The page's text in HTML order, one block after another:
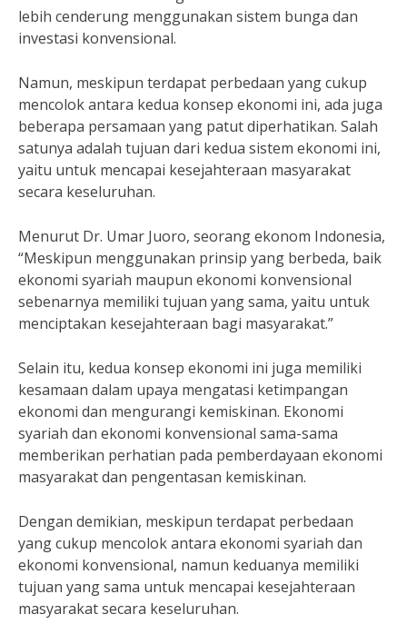
lebih cenderung menggunakan sistem bunga dan
investasi konvensional.
Namun, meskipun terdapat perbedaan yang cukup
mencolok antara kedua konsep ekonomi ini, ada juga
beberapa persamaan yang patut diperhatikan. Salah
satunya adalah tujuan dari kedua sistem ekonomi ini,
yaitu untuk mencapai kesejahteraan masyarakat
secara keseluruhan.
Menurut Dr. Umar Juoro, seorang ekonom Indonesia,
“Meskipun menggunakan prinsip yang berbeda, baik
ekonomi syariah maupun ekonomi konvensional
sebenarnya memiliki tujuan yang sama, yaitu untuk
menciptakan kesejahteraan bagi masyarakat.”
Selain itu, kedua konsep ekonomi ini juga memiliki
kesamaan dalam upaya mengatasi ketimpangan
ekonomi dan mengurangi kemiskinan. Ekonomi
syariah dan ekonomi konvensional sama-sama
memberikan perhatian pada pemberdayaan ekonomi
masyarakat dan pengentasan kemiskinan.
Dengan demikian, meskipun terdapat perbedaan
yang cukup mencolok antara ekonomi syariah dan
ekonomi konvensional, namun keduanya memiliki
tujuan yang sama untuk mencapai kesejahteraan
masyarakat secara keseluruhan.